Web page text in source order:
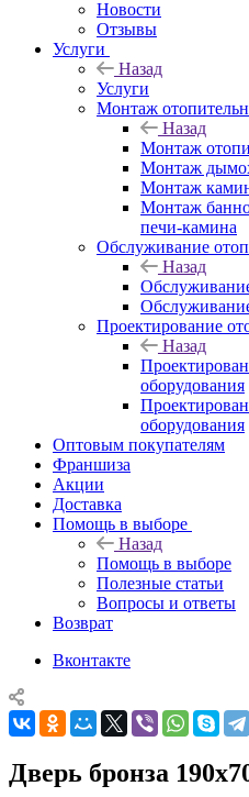
Новости
Отзывы
Услуги
Назад
Услуги
Монтаж
Назад
Монтаж
Монтаж
Монтаж
Монтаж
печи-камина
Обслуживание
Назад
Проектирование
Назад
оборудования
оборудования
Оптовым покупателям
Франшиза
Акции
Доставка
Помощь в выборе
Назад
Помощь в выборе
Полезные статьи
Вопросы и ответы
Возврат
Вконтакте
Дверь бронза